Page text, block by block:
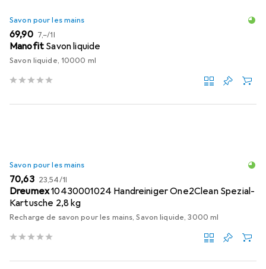
Savon pour les mains
EUR
69,90 EUR
7,–/1l
Manofit Savon liquide
Savon liquide, 10000 ml
Savon pour les mains
EUR
70,63 EUR
23,54/1l
Dreumex10430001024 Handreiniger One2Clean Spezial-
Kartusche 2,8 kg
Recharge de savon pour les mains, Savon liquide, 3000 ml